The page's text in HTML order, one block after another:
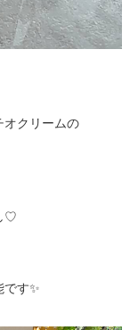
オクリームの
♡
す✨